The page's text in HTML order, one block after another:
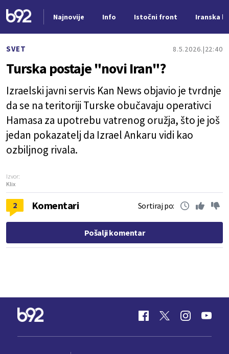
Najnovije Info Istočni front Iranska
SVET 8.5.2026. 22:40
Turska postaje "novi Iran"?
Izraelski javni servis Kan News objavio je tvrdnje
da se na teritoriji Turske obučavaju operativci
Hamasa za upotrebu vatrenog oružja, što je još
jedan pokazatelj da Izrael Ankaru vidi kao
ozbiljnog rivala.
Izvor:
Klix
2 Komentari Sortiraj po:
Pošalji komentar